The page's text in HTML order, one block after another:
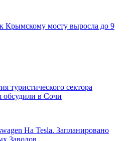
Крымскому мосту выросла до 9
туристического сектора
обсудили в Сочи
На Tesla. Запланировано
Заводов